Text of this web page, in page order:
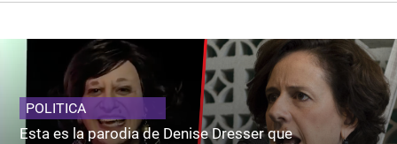
POLITICA
Esta es la parodia de Denise Dresser que